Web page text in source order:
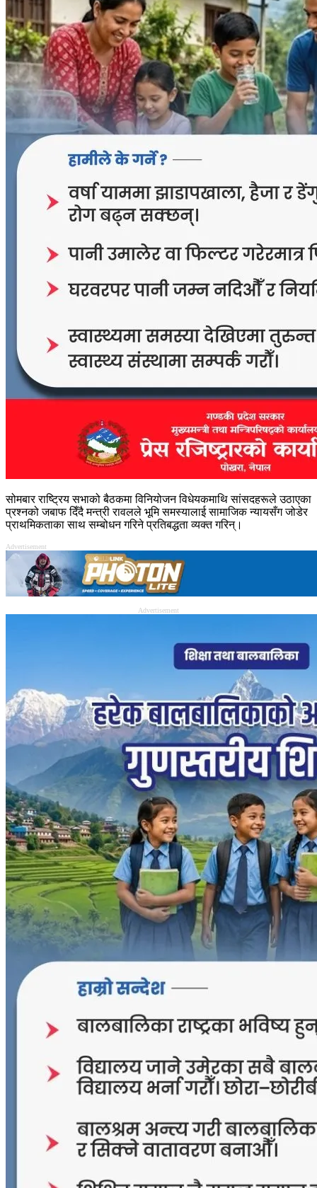
सोमबार राष्ट्रिय सभाको बैठकमा विनियोजन विधेयकमाथि सांसदहरूले उठाएका
प्रश्नको जबाफ दिँदै मन्त्री रावलले भूमि समस्यालाई सामाजिक न्यायसँग जोडेर
प्राथमिकताका साथ सम्बोधन गरिने प्रतिबद्धता व्यक्त गरिन्।
Advertisement
Advertisement